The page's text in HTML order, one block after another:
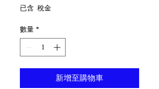
已含 稅金
數量 *
新增至購物車